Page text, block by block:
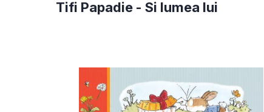
Tifi Papadie - Si lumea lui